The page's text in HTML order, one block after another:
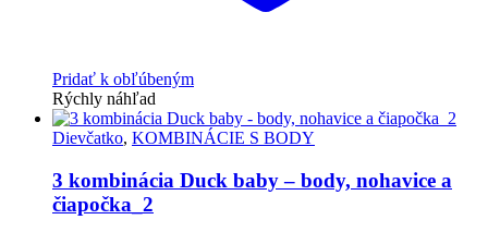
Pridať k obľúbeným
Rýchly náhľad
Dievčatko, KOMBINÁCIE S BODY
3 kombinácia Duck baby – body, nohavice a
čiapočka_2